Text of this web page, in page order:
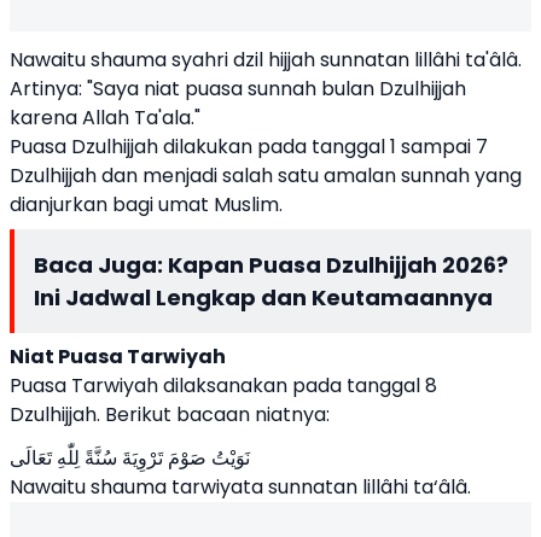
Nawaitu shauma syahri dzil hijjah sunnatan lillâhi ta'âlâ.
Artinya: "Saya niat puasa sunnah bulan Dzulhijjah
karena Allah Ta'ala."
Puasa Dzulhijjah dilakukan pada tanggal 1 sampai 7
Dzulhijjah dan menjadi salah satu amalan sunnah yang
dianjurkan bagi umat Muslim.
Baca Juga: Kapan Puasa Dzulhijjah 2026?
Ini Jadwal Lengkap dan Keutamaannya
Niat Puasa Tarwiyah
Puasa Tarwiyah dilaksanakan pada tanggal 8
Dzulhijjah. Berikut bacaan niatnya:
نَوَيْتُ صَوْمَ تَرْوِيَةَ سُنَّةً لِلّٰهِ تَعَالَى
Nawaitu shauma tarwiyata sunnatan lillâhi ta‘âlâ.